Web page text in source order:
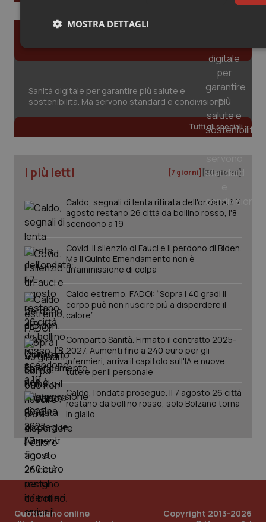
Sanità digitale per garantire più salute e
sostenibilità. Ma servono standard e condivisione
Tutti gli speciali
I più letti [7 giorni] [30 giorni]
Caldo, segnali di lenta ritirata dell'ondata: il 7
agosto restano 26 città da bollino rosso, l'8
scendono a 19
Covid. Il silenzio di Fauci e il perdono di Biden.
Ma il Quinto Emendamento non è
un’ammissione di colpa
Caldo estremo, FADOI: “Sopra i 40 gradi il
corpo può non riuscire più a disperdere il
calore”
Comparto Sanità. Firmato il contratto 2025-
2027. Aumenti fino a 240 euro per gli
infermieri, arriva il capitolo sull'IA e nuove
tutele per il personale
Caldo, l’ondata prosegue. Il 7 agosto 26 città
restano da bollino rosso, solo Bolzano torna
in giallo
Quotidiano online
Copyright 2013-2026
MOSTRA DETTAGLI
Necessari Statistici
Statistici Marketing
è in grado di funzionare correttamente senza questi cookie.
VISITOR_PRIVACY_METADATA
YouTube
.youtube.com
CookieScriptConsent
CookieScript